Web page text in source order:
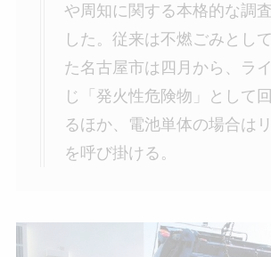
や周知に関する本格的な調
した。従来は不燃ごみとし
た名古屋市は四月から、ラ
じ「発火性危険物」として
るほか、電池単体の場合は
を呼び掛ける。